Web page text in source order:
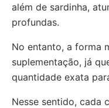
além de sardinha,
profundas.
No entanto, a forma
suplementação, já
quantidade exata
Nesse sentido, cada